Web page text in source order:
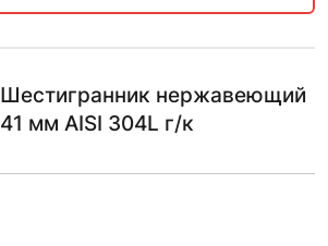
Шестигранник нержавеющий
41 мм AISI 304L г/к